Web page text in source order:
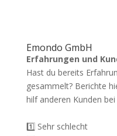
Emondo GmbH
Erfahrungen und
Hast du bereits
gesammelt? Berichte
hilf anderen Kunden
1️⃣ Sehr schlecht